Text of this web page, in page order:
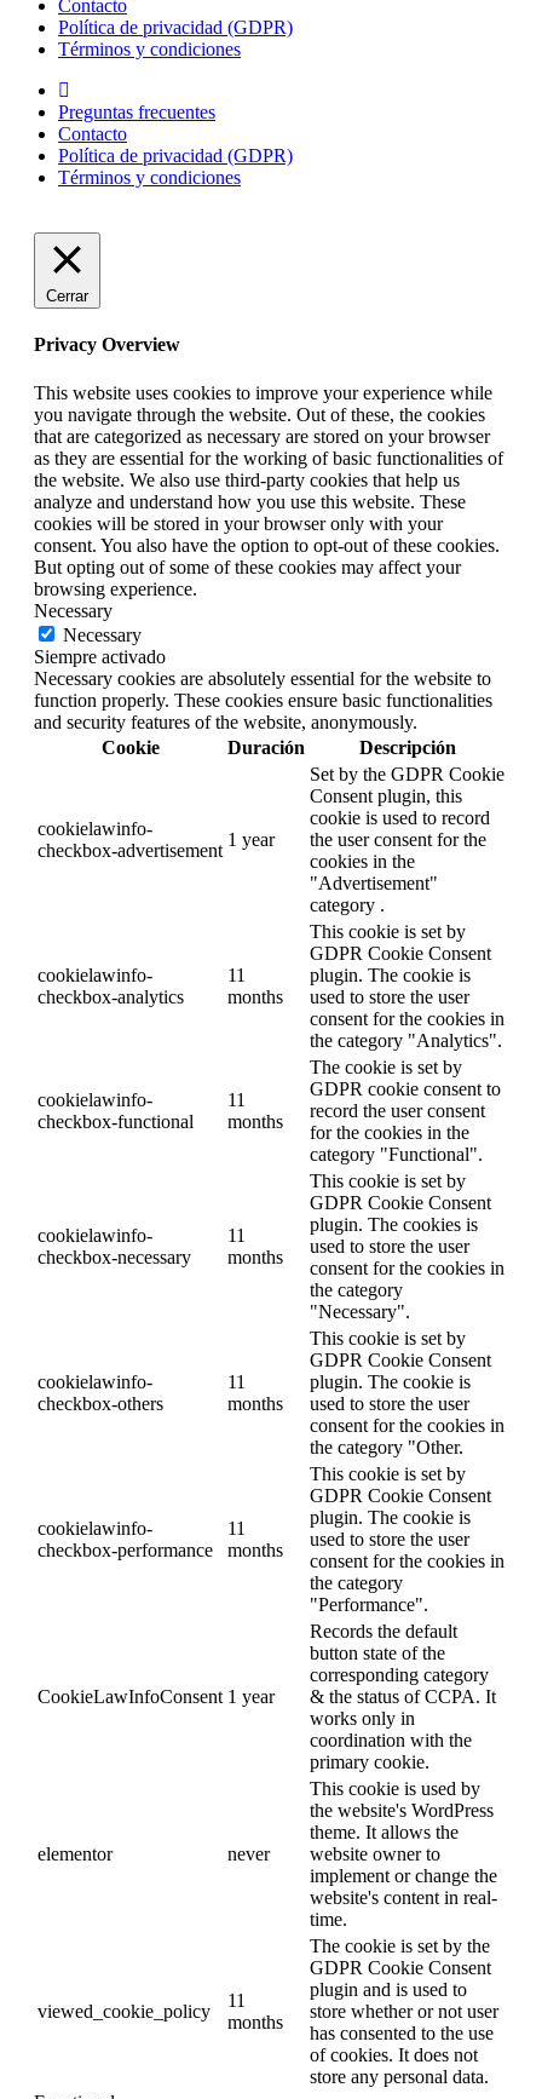
Contacto
Política de privacidad (GDPR)
Términos y condiciones
Preguntas frecuentes
Contacto
Política de privacidad (GDPR)
Términos y condiciones
Cerrar
Privacy Overview
This website uses cookies to improve your experience while
you navigate through the website. Out of these, the cookies
that are categorized as necessary are stored on your browser
as they are essential for the working of basic functionalities of
the website. We also use third-party cookies that help us
analyze and understand how you use this website. These
cookies will be stored in your browser only with your
consent. You also have the option to opt-out of these cookies.
But opting out of some of these cookies may affect your
browsing experience.
Necessary
Necessary
Siempre activado
Necessary cookies are absolutely essential for the website to
function properly. These cookies ensure basic functionalities
and security features of the website, anonymously.
Cookie
Duración Descripción
cookielawinfo-
checkbox-advertisement
1 year
Set by the GDPR Cookie
Consent plugin, this
cookie is used to record
the user consent for the
cookies in the
"Advertisement"
category .
cookielawinfo-
checkbox-analytics
11
months
This cookie is set by
GDPR Cookie Consent
plugin. The cookie is
used to store the user
consent for the cookies in
the category "Analytics".
cookielawinfo-
checkbox-functional
11
months
The cookie is set by
GDPR cookie consent to
record the user consent
for the cookies in the
category "Functional".
cookielawinfo-
checkbox-necessary
11
months
This cookie is set by
GDPR Cookie Consent
plugin. The cookies is
used to store the user
consent for the cookies in
the category
"Necessary".
cookielawinfo-
checkbox-others
11
months
This cookie is set by
GDPR Cookie Consent
plugin. The cookie is
used to store the user
consent for the cookies in
the category "Other.
cookielawinfo-
checkbox-performance
11
months
This cookie is set by
GDPR Cookie Consent
plugin. The cookie is
used to store the user
consent for the cookies in
the category
"Performance".
CookieLawInfoConsent 1 year
Records the default
button state of the
corresponding category
& the status of CCPA. It
works only in
coordination with the
primary cookie.
elementor never
This cookie is used by
the website's WordPress
theme. It allows the
website owner to
implement or change the
website's content in real-
time.
viewed_cookie_policy
11
months
The cookie is set by the
GDPR Cookie Consent
plugin and is used to
store whether or not user
has consented to the use
of cookies. It does not
store any personal data.